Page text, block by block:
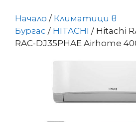
Начало / Климатици в
Бургас / HITACHI / Hitachi
RAC-DJ35PHAE Airhome